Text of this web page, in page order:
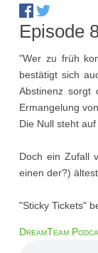
Episode
"Wer zu früh
bestätigt sich
Abstinenz sorgt
Ermangelung
Die Null steht
Doch ein Zufall
einen der?)
"Sticky Tickets"
DreamTeam